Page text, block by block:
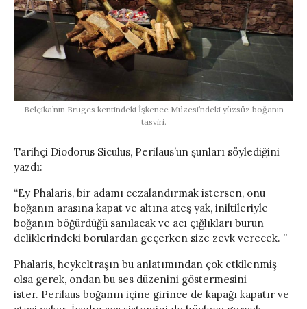
Belçika’nın Bruges kentindeki İşkence Müzesi’ndeki yüzsüz boğanın
tasviri.
Tarihçi Diodorus Siculus, Perilaus’un şunları söylediğini
yazdı:
“Ey Phalaris, bir adamı cezalandırmak istersen, onu
boğanın arasına kapat ve altına ateş yak, iniltileriyle
boğanın böğürdüğü sanılacak ve acı çığlıkları burun
deliklerindeki borulardan geçerken size zevk verecek. ”
Phalaris, heykeltraşın bu anlatımından çok etkilenmiş
olsa gerek, ondan bu ses düzenini göstermesini
ister. Perilaus boğanın içine girince de kapağı kapatır ve